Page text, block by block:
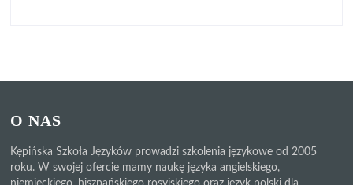
O NAS
Kępińska Szkoła Języków prowadzi szkolenia językowe od 2005
roku. W swojej ofercie mamy naukę języka angielskiego,